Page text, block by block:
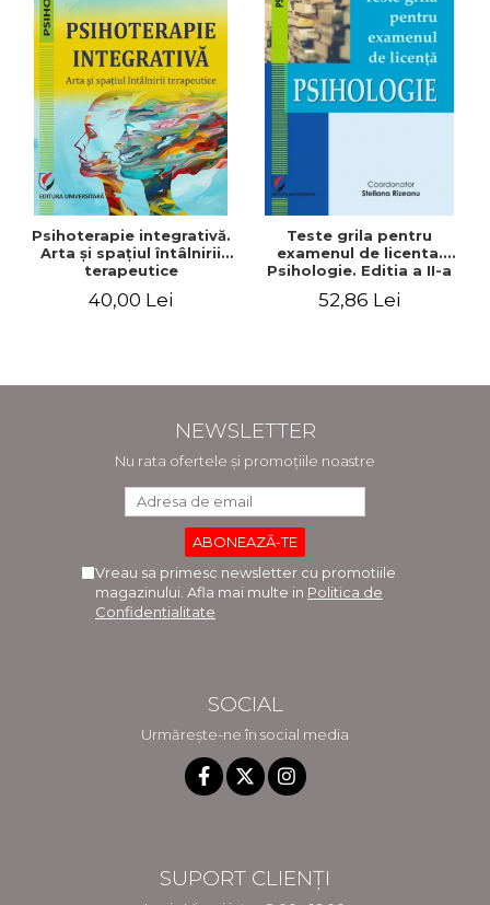
Psihoterapie integrativă.
Arta şi spaţiul întâlnirii
terapeutice
40,00 Lei
Teste grila pentru
examenul de licenta.
Psihologie. Editia a II-a
revizuita si adaugita
52,86 Lei
NEWSLETTER
Nu rata ofertele și promoțiile noastre
Vreau sa primesc newsletter cu promotiile
magazinului. Afla mai multe in Politica de
Confidentialitate
SOCIAL
Urmărește-ne în social media
SUPORT CLIENȚI